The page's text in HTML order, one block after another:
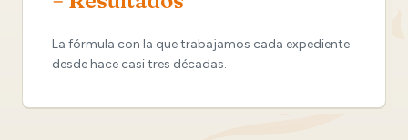
La fórmula con la que trabajamos cada expediente
desde hace casi tres décadas.